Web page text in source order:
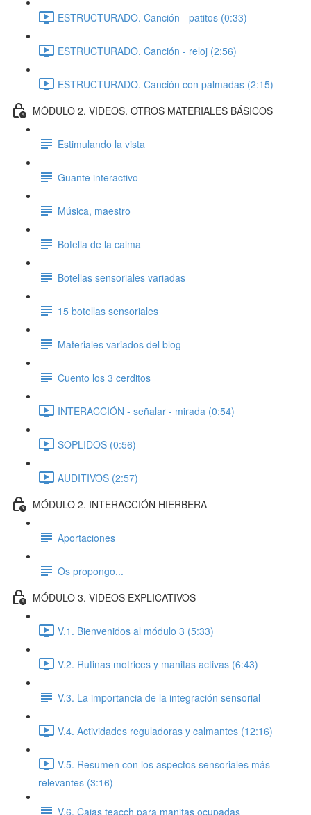
ESTRUCTURADO. Canción - patitos (0:33)
ESTRUCTURADO. Canción - reloj (2:56)
ESTRUCTURADO. Canción con palmadas (2:15)
MÓDULO 2. VIDEOS. OTROS MATERIALES BÁSICOS
Estimulando la vista
Guante interactivo
Música, maestro
Botella de la calma
Botellas sensoriales variadas
15 botellas sensoriales
Materiales variados del blog
Cuento los 3 cerditos
INTERACCIÓN - señalar - mirada (0:54)
SOPLIDOS (0:56)
AUDITIVOS (2:57)
MÓDULO 2. INTERACCIÓN HIERBERA
Aportaciones
Os propongo...
MÓDULO 3. VIDEOS EXPLICATIVOS
V.1. Bienvenidos al módulo 3 (5:33)
V.2. Rutinas motrices y manitas activas (6:43)
V.3. La importancia de la integración sensorial
V.4. Actividades reguladoras y calmantes (12:16)
V.5. Resumen con los aspectos sensoriales más
relevantes (3:16)
V.6. Cajas teacch para manitas ocupadas